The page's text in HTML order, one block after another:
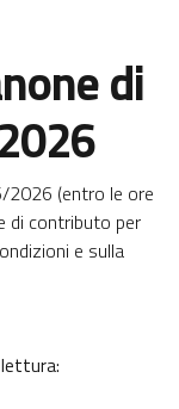
di
(entro le ore
di contributo per
e sulla